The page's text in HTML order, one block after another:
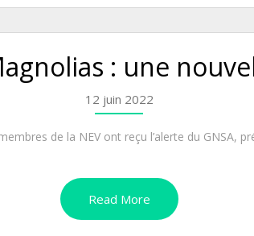
: une
12 juin 2022
de la NEV ont reçu l’alerte du GNSA,
Read More